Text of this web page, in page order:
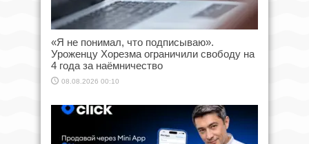
«Я не понимал, что подписываю».
Уроженцу Хорезма ограничили свободу на
4 года за наёмничество
08.08.2026 00:10